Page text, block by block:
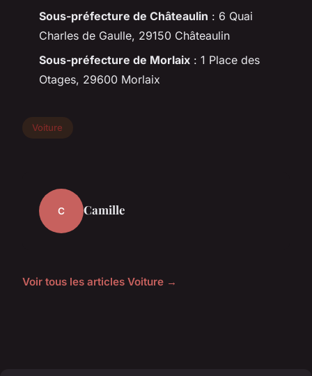
Sous-préfecture de Châteaulin : 6 Quai
Charles de Gaulle, 29150 Châteaulin
Sous-préfecture de Morlaix : 1 Place des
Otages, 29600 Morlaix
Voiture
C Camille
Voir tous les articles Voiture →